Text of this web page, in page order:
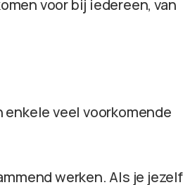
voor bij iedereen, van
enkele veel voorkomende
werken. Als je jezelf